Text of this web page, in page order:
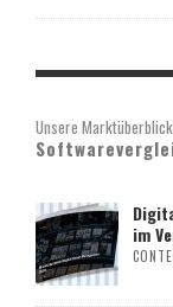
Unsere
im